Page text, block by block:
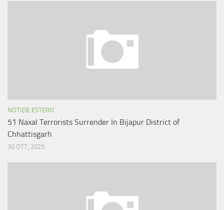
NOTIZIE ESTERO
51 Naxal Terrorists Surrender In Bijapur District of
Chhattisgarh
30 OTT, 2025